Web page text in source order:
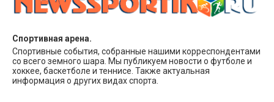
Спортивная арена.
Спортивные события, собранные нашими корреспондентами
со всего земного шара. Мы публикуем новости о футболе и
хоккее, баскетболе и теннисе. Также актуальная
информация о других видах спорта.